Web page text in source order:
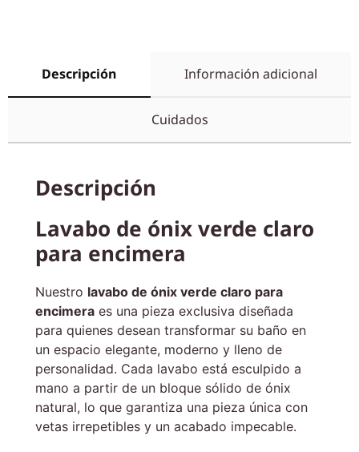
Descripción Información adicional
Cuidados
Descripción
Lavabo de ónix verde claro
para encimera
Nuestro lavabo de ónix verde claro para
encimera es una pieza exclusiva diseñada
para quienes desean transformar su baño en
un espacio elegante, moderno y lleno de
personalidad. Cada lavabo está esculpido a
mano a partir de un bloque sólido de ónix
natural, lo que garantiza una pieza única con
vetas irrepetibles y un acabado impecable.